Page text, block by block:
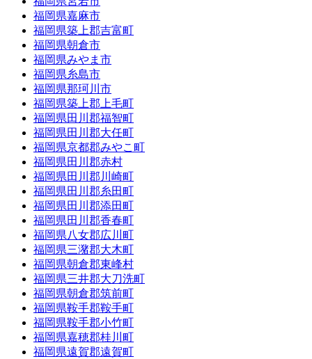
福岡県嘉麻市
福岡県築上郡吉富町
福岡県朝倉市
福岡県みやま市
福岡県糸島市
福岡県那珂川市
福岡県築上郡上毛町
福岡県田川郡福智町
福岡県田川郡大任町
福岡県京都郡みやこ町
福岡県田川郡赤村
福岡県田川郡川崎町
福岡県田川郡糸田町
福岡県田川郡添田町
福岡県田川郡香春町
福岡県八女郡広川町
福岡県三潴郡大木町
福岡県朝倉郡東峰村
福岡県三井郡大刀洗町
福岡県朝倉郡筑前町
福岡県鞍手郡鞍手町
福岡県鞍手郡小竹町
福岡県嘉穂郡桂川町
福岡県遠賀郡遠賀町